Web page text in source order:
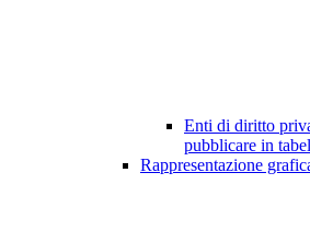
Enti di diritto
pubblicare in
Rappresentazione